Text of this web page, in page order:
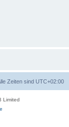
Zeiten sind UTC+02:00
Limited